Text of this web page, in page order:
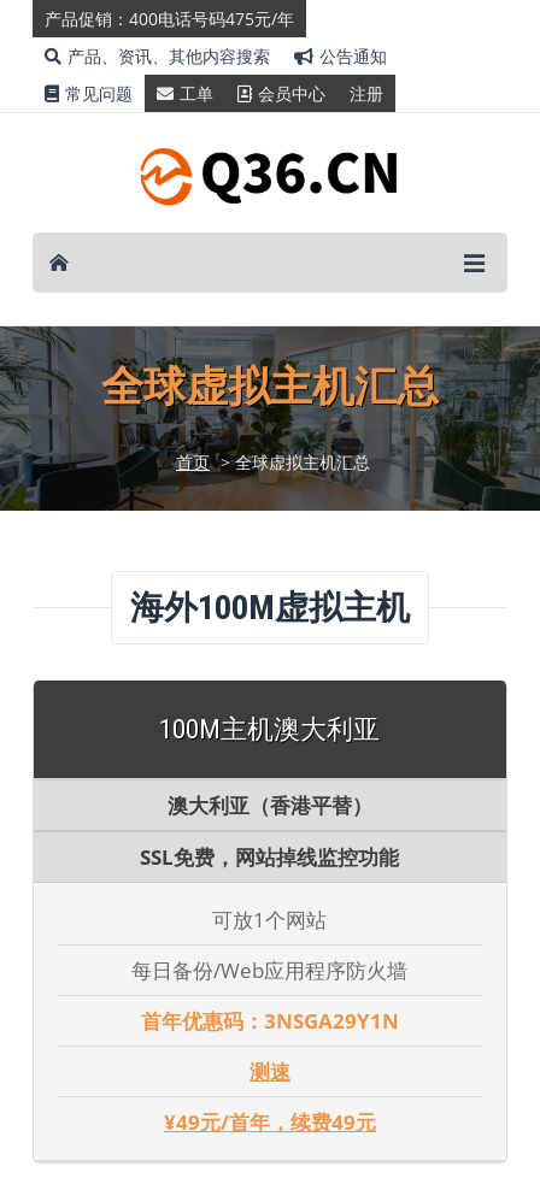
产品促销：400电话号码475元/年
产品、资讯、其他内容搜索
公告通知
常见问题
工单 会员中心 注册
全球虚拟主机汇总
首页 > 全球虚拟主机汇总
海外100M虚拟主机
100M主机澳大利亚
澳大利亚（香港平替）
SSL免费，网站掉线监控功能
可放1个网站
每日备份/Web应用程序防火墙
首年优惠码：3NSGA29Y1N
测速
¥49元/首年，续费49元